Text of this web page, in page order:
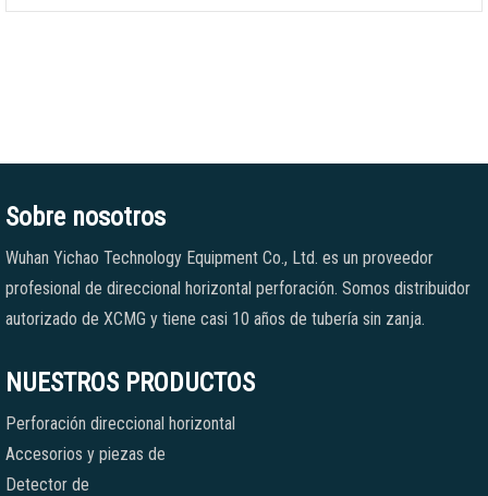
Sobre nosotros
Wuhan Yichao Technology Equipment Co., Ltd. es un proveedor
profesional de direccional horizontal perforación. Somos distribuidor
autorizado de XCMG y tiene casi 10 años de tubería sin zanja.
NUESTROS PRODUCTOS
Perforación direccional horizontal
Accesorios y piezas de
Detector de